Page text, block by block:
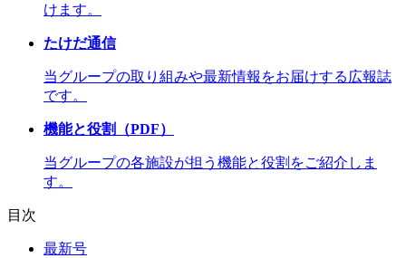
けます。
たけだ通信
当グループの取り組みや最新情報をお届けする広報誌
です。
機能と役割 （PDF）
当グループの各施設が担う機能と役割をご紹介しま
す。
目次
最新号